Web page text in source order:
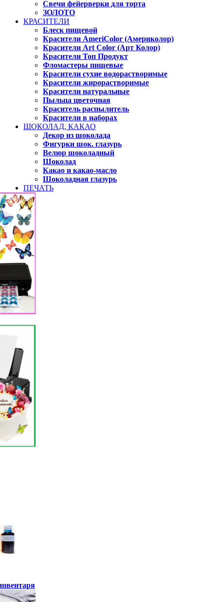
Свечи фейерверки для торта
ЗОЛОТО
КРАСИТЕЛИ
Блеск пищевой
Красители AmeriColor (Америколор)
Красители Art Color (Арт Колор)
Красители Топ Продукт
Фломастеры пищевые
Красители сухие водорастворимые
Красители жирорастворимые
Красители натуральные
Пыльца цветочная
Краситель распылитель
Красители в наборах
ШОКОЛАД, КАКАО
Декор из шоколада
Фигурки шок. глазурь
Велюр шоколадный
Шоколад
Какао и какао-масло
Шоколадная глазурь
ПЕЧАТЬ